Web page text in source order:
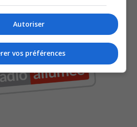
Autoriser
vos préférences